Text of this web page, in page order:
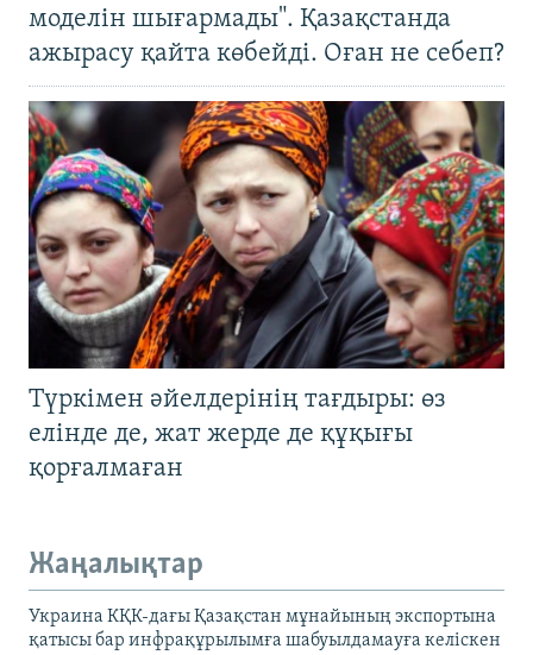
моделін шығармады". Қазақстанда
ажырасу қайта көбейді. Оған не себеп?
Түркімен әйелдерінің тағдыры: өз
елінде де, жат жерде де құқығы
қорғалмаған
Жаңалықтар
Украина КҚК-дағы Қазақстан мұнайының экспортына
қатысы бар инфрақұрылымға шабуылдамауға келіскен